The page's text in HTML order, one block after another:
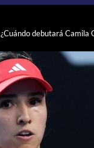
¿Cuándo debutará Camila